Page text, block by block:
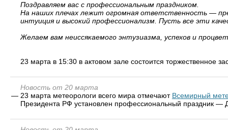
Поздравляем вас с профессиональным праздником.
На наших плечах лежит огромная ответственность —
интуиция и высокий профессионализм. Пусть все эти
Желаем вам неиссякаемого энтузиазма, успехов и
23 марта в 15:30 в актовом зале состоится торжественное
Новость от 20 марта
— 23 марта метеорологи всего мира отмечают Всемирный
Президента РФ установлен профессиональный праздник —